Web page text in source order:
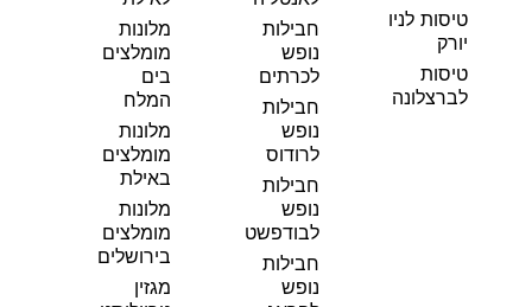
טיסות לניו
יורק
טיסות
לברצלונה
חבילות
נופש
לכרתים
חבילות
נופש
לרודוס
חבילות
נופש
לבודפשט
חבילות
נופש
מלונות
מומלצים
בים
המלח
מלונות
מומלצים
באילת
מלונות
מומלצים
בירושלים
מגזין